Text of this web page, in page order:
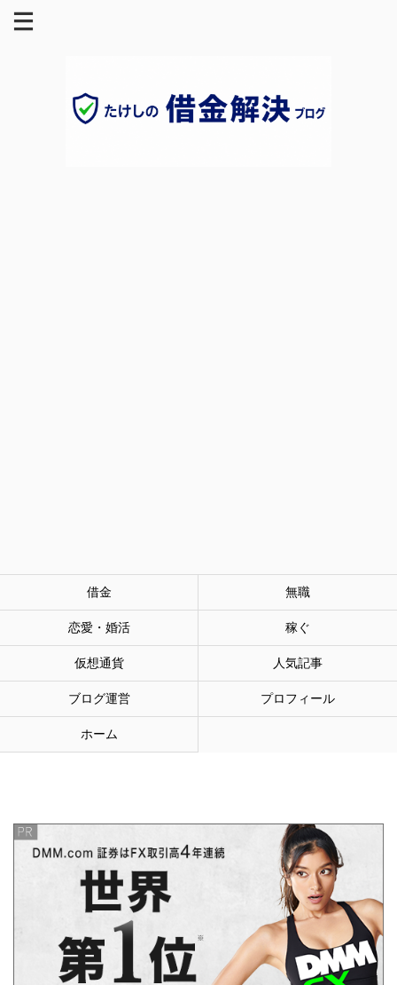
借金 無職
恋愛・婚活 稼ぐ
仮想通貨 人気記事
ブログ運営 プロフィール
ホーム